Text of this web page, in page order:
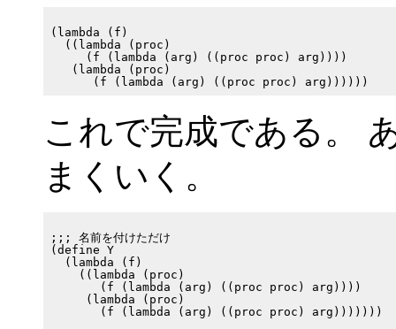
(lambda (f)
  ((lambda (proc)
     (f (lambda (arg) ((proc proc) arg))))
   (lambda (proc)
これで完成である。
まくいく。
;;; 名前を付けただけ
(define Y
  (lambda (f)
    ((lambda (proc)
       (f (lambda (arg) ((proc proc) arg))))
     (lambda (proc)
       (f (lambda (arg) ((proc proc) arg)))))))